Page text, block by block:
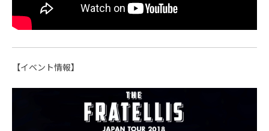
【イベント情報】